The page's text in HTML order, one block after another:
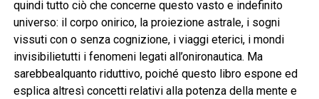
quindi tutto ciò che concerne questo vasto e indefinito
universo: il corpo onirico, la proiezione astrale, i sogni
vissuti con o senza cognizione, i viaggi eterici, i mondi
invisibilietutti i fenomeni legati all’onironautica. Ma
sarebbealquanto riduttivo, poiché questo libro espone ed
esplica altresì concetti relativi alla potenza della mente e